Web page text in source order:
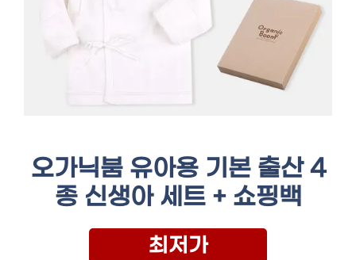
오가닉붐 유아용 기본 출산 4
종 신생아 세트 + 쇼핑백
최저가